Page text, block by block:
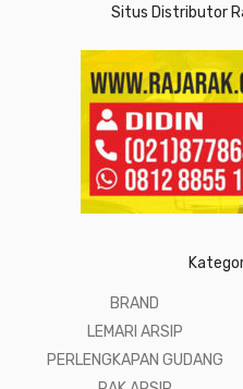
Situs Distributor
BRAND
LEMARI ARSIP
PERLENGKAPAN GUDANG